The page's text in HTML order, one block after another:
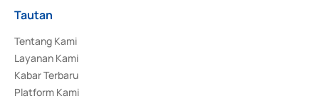
Tautan
Tentang Kami
Layanan Kami
Kabar Terbaru
Platform Kami